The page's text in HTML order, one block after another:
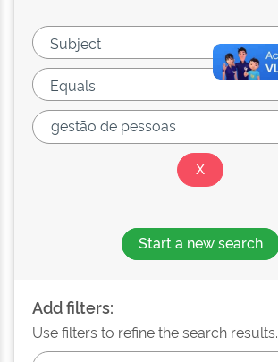
Start a new search
Add filters:
Use filters to refine the search results.